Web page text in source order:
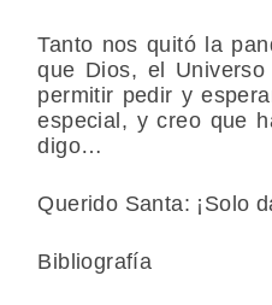
Tanto nos quitó la
que Dios, el
permitir pedir y
especial, y creo que
digo…
Querido Santa: ¡Solo
Bibliografía